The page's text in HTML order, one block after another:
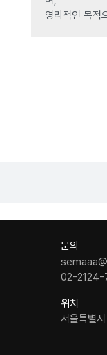
영리적인 목적
문의
02-2124-
위치
서울특별